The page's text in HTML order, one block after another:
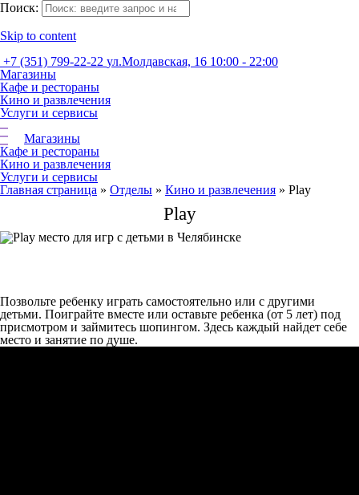
Поиск:
Skip to content
+7 (351) 799-22-22 ул.Молдавская, 16 10:00 - 22:00
Магазины
Кафе и рестораны
Кино и развлечения
Услуги и сервисы
Магазины
Кафе и рестораны
Кино и развлечения
Услуги и сервисы
Главная страница » Отделы » Кино и развлечения » Play
Play
Позвольте ребенку играть самостоятельно или с другими
детьми. Поиграйте вместе или оставьте ребенка (от 5 лет) под
присмотром и займитесь шопингом. Здесь каждый найдет себе
место и занятие по душе.